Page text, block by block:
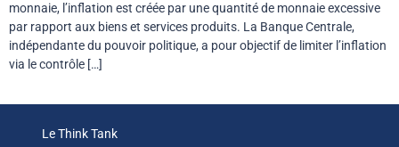
monnaie, l’inflation est créée par une quantité de monnaie excessive
par rapport aux biens et services produits. La Banque Centrale,
indépendante du pouvoir politique, a pour objectif de limiter l’inflation
via le contrôle […]
Le Think Tank